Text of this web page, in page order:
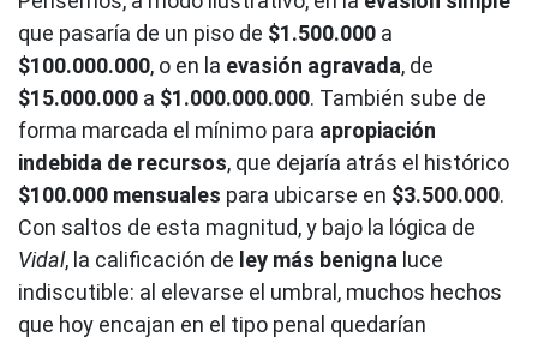
que pasaría de un piso de $1.500.000 a
$100.000.000, o en la evasión agravada, de
$15.000.000 a $1.000.000.000. También sube de
forma marcada el mínimo para apropiación
indebida de recursos, que dejaría atrás el histórico
$100.000 mensuales para ubicarse en $3.500.000.
Con saltos de esta magnitud, y bajo la lógica de
Vidal, la calificación de ley más benigna luce
indiscutible: al elevarse el umbral, muchos hechos
que hoy encajan en el tipo penal quedarían